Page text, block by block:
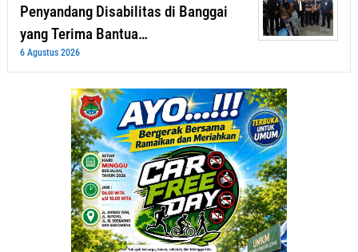
Penyandang Disabilitas di Banggai
yang Terima Bantua…
6 Agustus 2026